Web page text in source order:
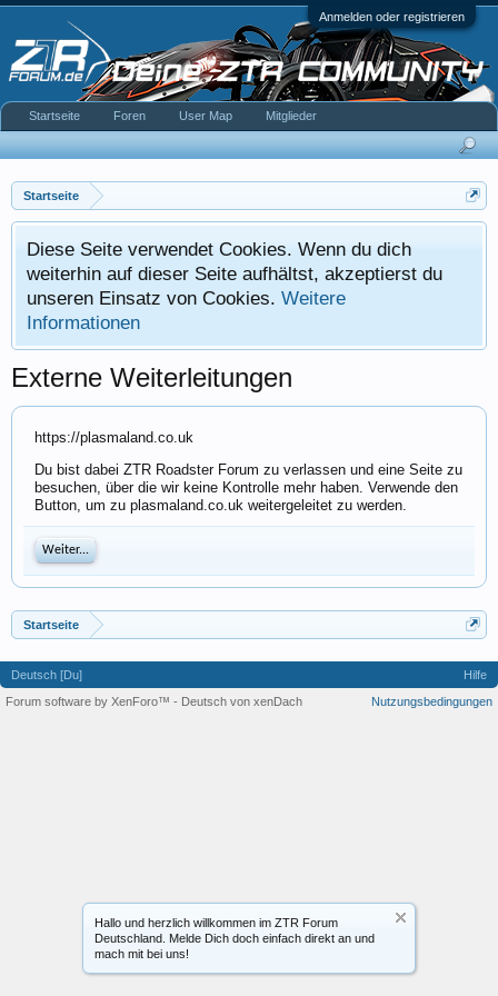
Anmelden oder registrieren
Startseite
Diese Seite verwendet Cookies. Wenn du dich
weiterhin auf dieser Seite aufhältst, akzeptierst du
unseren Einsatz von Cookies. Weitere
Informationen
Hallo und herzlich willkommen im ZTR Forum
Deutschland. Melde Dich doch einfach direkt an und
mach mit bei uns!
Externe Weiterleitungen
https://plasmaland.co.uk
Du bist dabei ZTR Roadster Forum zu verlassen und eine Seite zu
besuchen, über die wir keine Kontrolle mehr haben. Verwende den
Button, um zu plasmaland.co.uk weitergeleitet zu werden.
Weiter...
Startseite
Startseite Foren User Map Mitglieder
Deutsch [Du]
Hilfe
Nutzungsbedingungen
Forum software by XenForo™ - Deutsch von xenDach